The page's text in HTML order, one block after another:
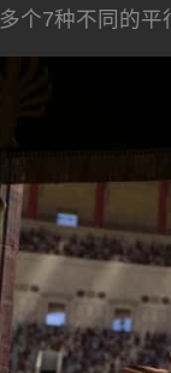
个7种不同的